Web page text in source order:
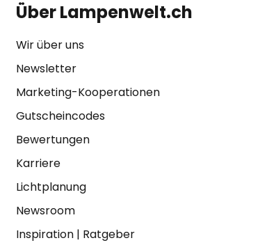
Über Lampenwelt.ch
Wir über uns
Newsletter
Marketing-Kooperationen
Gutscheincodes
Bewertungen
Karriere
Lichtplanung
Newsroom
Inspiration| Ratgeber